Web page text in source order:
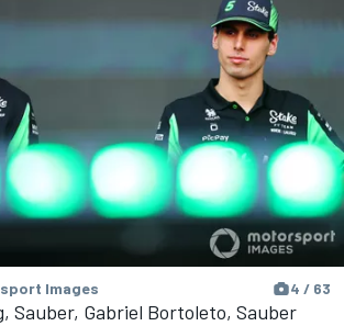
Images 4 / 63
Sauber, Gabriel Bortoleto, Sauber